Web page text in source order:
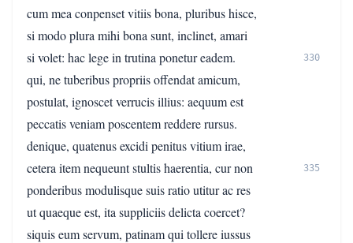
cum mea conpenset vitiis bona, pluribus hisce,
si modo plura mihi bona sunt, inclinet, amari
si volet: hac lege in trutina ponetur eadem.
330
qui, ne tuberibus propriis offendat amicum,
postulat, ignoscet verrucis illius: aequum est
peccatis veniam poscentem reddere rursus.
denique, quatenus excidi penitus vitium irae,
cetera item nequeunt stultis haerentia, cur non
335
ponderibus modulisque suis ratio utitur ac res
ut quaeque est, ita suppliciis delicta coercet?
siquis eum servum, patinam qui tollere iussus